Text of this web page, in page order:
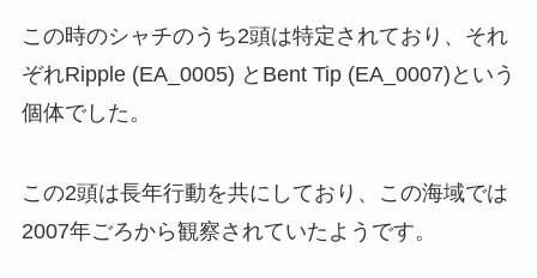
この時のシャチのうち2頭は特定されており、それ
ぞれRipple (EA_0005) とBent Tip (EA_0007)という
個体でした。
この2頭は長年行動を共にしており、この海域では
2007年ごろから観察されていたようです。